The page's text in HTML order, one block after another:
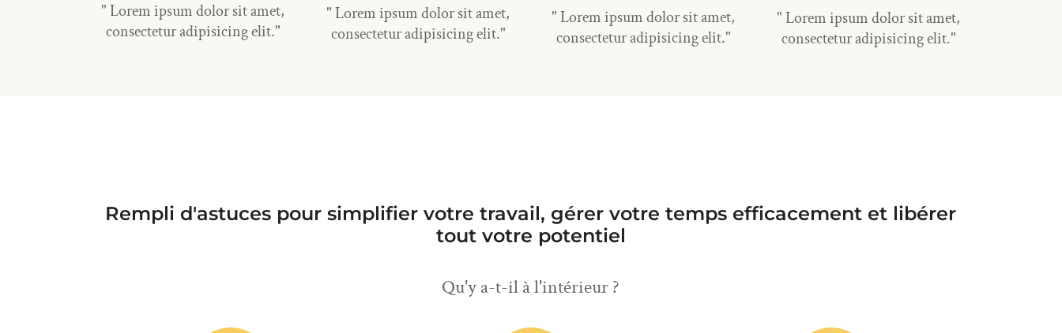
" Lorem ipsum dolor sit amet,
consectetur adipisicing elit."
" Lorem ipsum dolor sit amet,
consectetur adipisicing elit."
" Lorem ipsum dolor sit amet,
consectetur adipisicing elit."
" Lorem ipsum dolor sit amet,
consectetur adipisicing elit."
Rempli d'astuces pour simplifier votre travail, gérer votre temps efficacement et libérer
tout votre potentiel
Qu'y a-t-il à l'intérieur ?